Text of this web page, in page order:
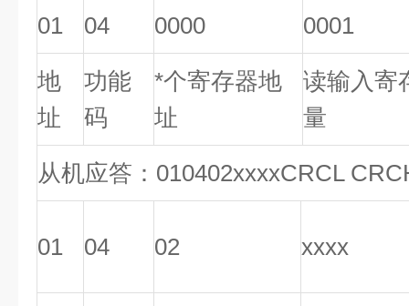
01 04 0000 0001
地
址
功能
码
*个寄存器地
址
读输入寄
量
从机应答：010402xxxxCRCL
01 04 02 xxxx